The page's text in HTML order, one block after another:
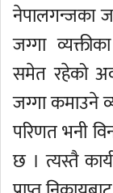
नेपालगन्जका
जग्गा
समेत रहेको
जग्गा कमाउने
परिणत भनी
छ । त्यस्तै